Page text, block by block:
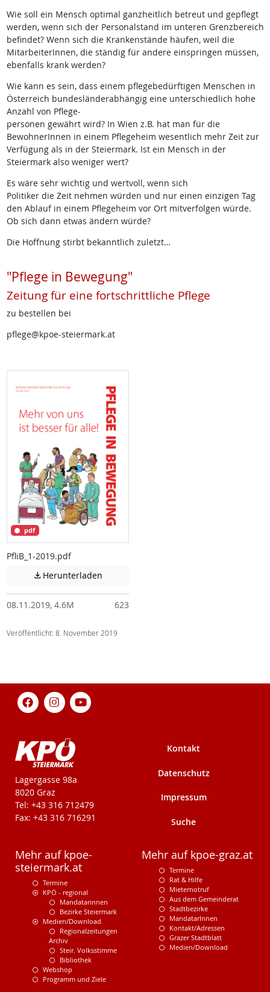
Wie soll ein Mensch optimal ganzheitlich betreut und gepflegt
werden, wenn sich der Personalstand im unteren Grenzbereich
befindet? Wenn sich die Krankenstände häufen, weil die
MitarbeiterInnen, die ständig für andere einspringen müssen,
ebenfalls krank werden?
Wie kann es sein, dass einem pflegebedürftigen Menschen in
Österreich bundesländerabhängig eine unterschiedlich hohe
Anzahl von Pflege-
personen gewährt wird? In Wien z.B. hat man für die
BewohnerInnen in einem Pflegeheim wesentlich mehr Zeit zur
Verfügung als in der Steiermark. Ist ein Mensch in der
Steiermark also weniger wert?
Es wäre sehr wichtig und wertvoll, wenn sich
Politiker die Zeit nehmen würden und nur einen einzigen Tag
den Ablauf in einem Pflegeheim vor Ort mitverfolgen würde.
Ob sich dann etwas ändern würde?
Die Hoffnung stirbt bekanntlich zuletzt…
"Pflege in Bewegung"
Zeitung für eine fortschrittliche Pflege
zu bestellen bei
pflege@kpoe-steiermark.at
pdf
PfliB_1-2019.pdf
 Herunterladen
08.11.2019, 4.6M 623
Veröffentlicht: 8. November 2019
KPÖ-Steiermark
Lagergasse 98a
8020 Graz
Tel: +43 316 712479
Fax: +43 316 716291
Kontakt
Datenschutz
Impressum
Suche
Mehr auf kpoe-
steiermark.at
Termine
KPÖ - regional
Mandatarinnen
Bezirke Steiermark
Medien/Download
Regionalzeitungen
Archiv
Steir. Volksstimme
Bibliothek
Webshop
Programm und Ziele
Mehr auf kpoe-graz.at
Termine
Rat & Hilfe
Mieternotruf
Aus dem Gemeinderat
Stadtbezirke
MandatarInnen
Kontakt/Adressen
Grazer Stadtblatt
Medien/Download